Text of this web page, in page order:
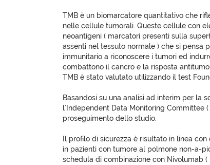
TMB è un biomarcatore quantitativo che
nelle cellule tumorali. Queste cellule con
neoantigeni ( marcatori presenti sulla
assenti nel tessuto normale ) che si pensa
immunitario a riconoscere i tumori ed
combattono il cancro e la risposta
TMB è stato valutato utilizzando il test
Basandosi su una analisi ad interim per la
l'Independent Data Monitoring Committee
proseguimento dello studio.
Il profilo di sicurezza è risultato in linea
in pazienti con tumore al polmone non-a-
schedula di combinazione con Nivolumab